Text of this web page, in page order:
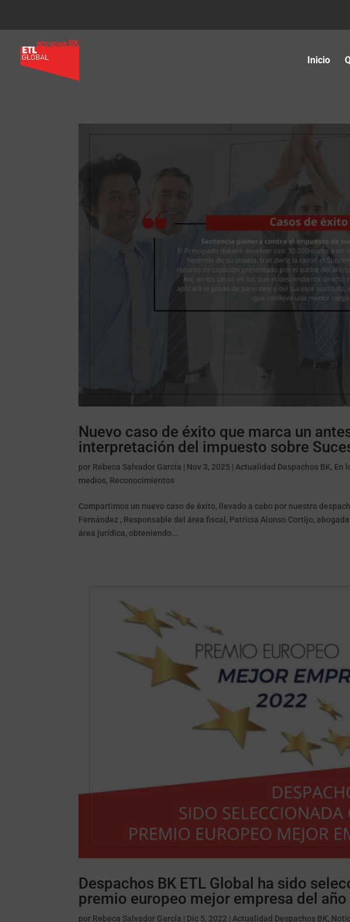
Inicio
Nuevo caso de éxito que marca un
interpretación del impuesto sobre
por Rebeca Salvador García | Nov 3, 2025 | Actualidad Despachos BK, En
medios, Reconocimientos
Compartimos un nuevo caso de éxito, llevado a cabo por nuestro
Fernández , Responsable del área fiscal, Patricia Alonso Cortijo,
área jurídica, obteniendo...
Despachos BK ETL Global ha sido
premio europeo mejor empresa del
por Rebeca Salvador García | Dic 5, 2022 | Actualidad Despachos BK,